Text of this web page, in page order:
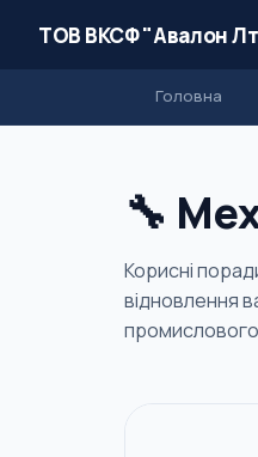
ТОВ ВКСФ "Авалон
Головна
🔧
Корисні
відновлення
промислового